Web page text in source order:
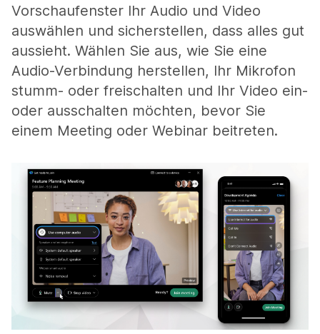
Vorschaufenster Ihr Audio und Video
auswählen und sicherstellen, dass alles gut
aussieht. Wählen Sie aus, wie Sie eine
Audio-Verbindung herstellen, Ihr Mikrofon
stumm- oder freischalten und Ihr Video ein-
oder ausschalten möchten, bevor Sie
einem Meeting oder Webinar beitreten.